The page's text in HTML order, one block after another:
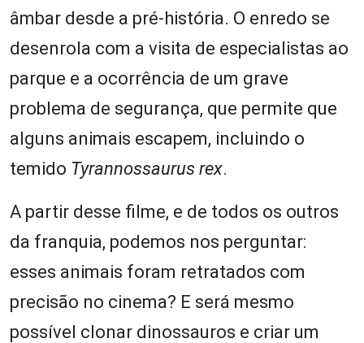
âmbar desde a pré-história. O enredo se
desenrola com a visita de especialistas ao
parque e a ocorrência de um grave
problema de segurança, que permite que
alguns animais escapem, incluindo o
temido Tyrannossaurus rex.
A partir desse filme, e de todos os outros
da franquia, podemos nos perguntar:
esses animais foram retratados com
precisão no cinema? E será mesmo
possível clonar dinossauros e criar um